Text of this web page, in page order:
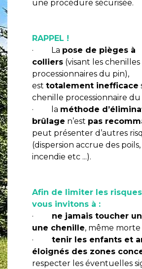
une procédure sécurisée.
RAPPEL !
· La pose de pièges à
colliers (visant les chenilles
processionnaires du pin),
est totalement inefficace
chenille processionnaire du
· la méthode
brûlage n’est pas
peut présenter d’autres
(dispersion accrue des
incendie etc ...).
Afin de limiter les
vous invitons à :
·
ne jamais toucher
une chenille, même morte
·
tenir les enfants et
éloignés des zones
respecter les éventuelles